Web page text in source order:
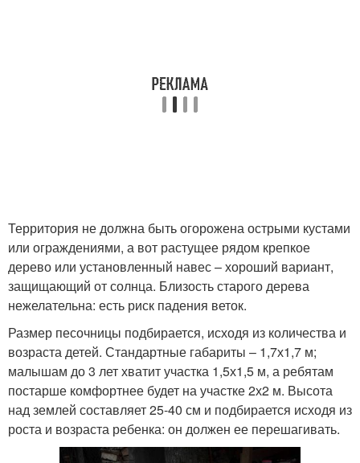
Территория не должна быть огорожена острыми кустами
или ограждениями, а вот растущее рядом крепкое
дерево или установленный навес – хороший вариант,
защищающий от солнца. Близость старого дерева
нежелательна: есть риск падения веток.
Размер песочницы подбирается, исходя из количества и
возраста детей. Стандартные габариты – 1,7х1,7 м;
малышам до 3 лет хватит участка 1,5х1,5 м, а ребятам
постарше комфортнее будет на участке 2х2 м. Высота
над землей составляет 25-40 см и подбирается исходя из
роста и возраста ребенка: он должен ее перешагивать.